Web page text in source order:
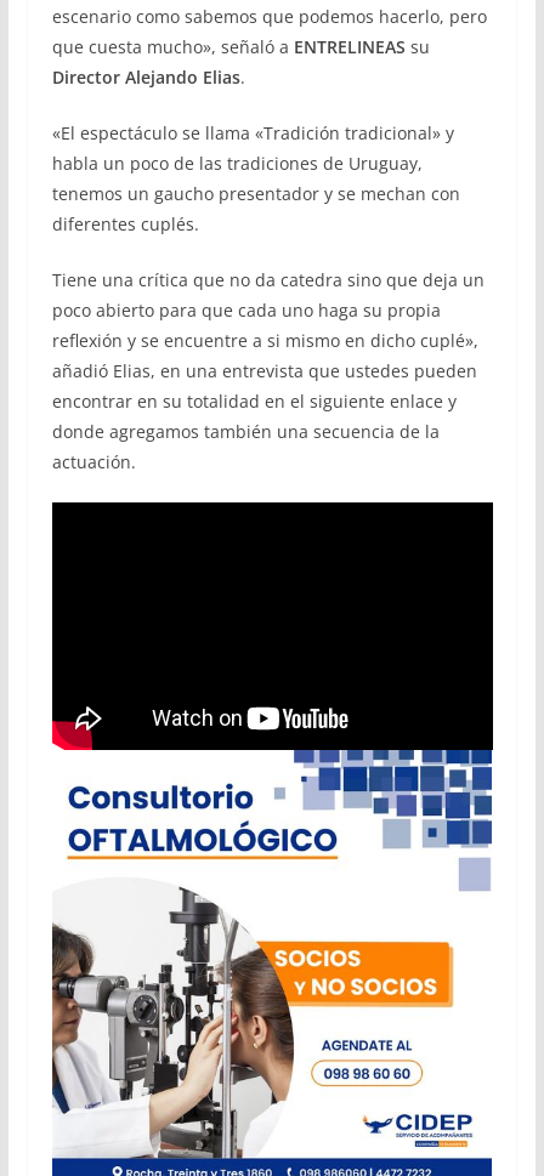
escenario como sabemos que podemos hacerlo, pero
que cuesta mucho», señaló a ENTRELINEAS su
Director Alejando Elias.
«El espectáculo se llama «Tradición tradicional» y
habla un poco de las tradiciones de Uruguay,
tenemos un gaucho presentador y se mechan con
diferentes cuplés.
Tiene una crítica que no da catedra sino que deja un
poco abierto para que cada uno haga su propia
reflexión y se encuentre a si mismo en dicho cuplé»,
añadió Elias, en una entrevista que ustedes pueden
encontrar en su totalidad en el siguiente enlace y
donde agregamos también una secuencia de la
actuación.